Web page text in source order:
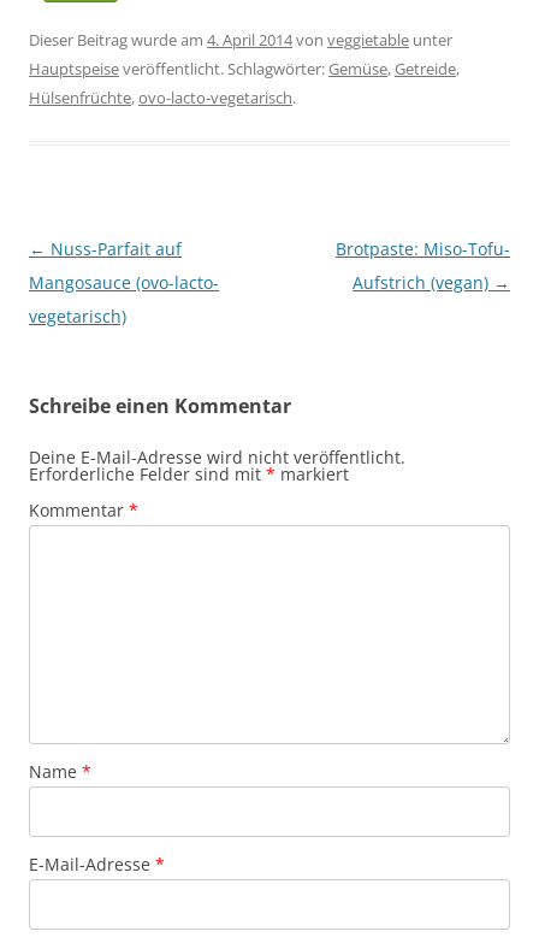
Dieser Beitrag wurde am 4. April 2014von veggietable unter
Hauptspeiseveröffentlicht. Schlagwörter:Gemüse,Getreide,
Hülsenfrüchte,ovo-lacto-vegetarisch.
Beitragsnavigation
← Nuss-Parfait auf
Mangosauce (ovo-lacto-
vegetarisch)
Brotpaste: Miso-Tofu-
Aufstrich (vegan) →
Schreibe einen Kommentar
Deine E-Mail-Adresse wird nicht veröffentlicht.
Erforderliche Felder sind mit * markiert
Kommentar *
Name *
E-Mail-Adresse *